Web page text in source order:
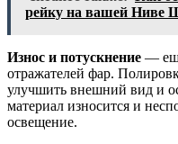
рейку на вашей Ниве
Износ и потускнение —
отражателей фар.
улучшить внешний вид и
материал износится и
освещение.